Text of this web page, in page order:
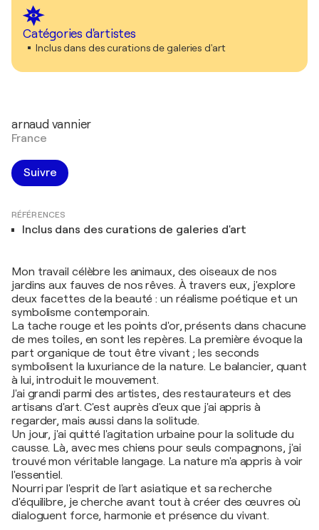
Catégories d'artistes
Inclus dans des curations de galeries d'art
arnaud vannier
France
Suivre
RÉFÉRENCES
Inclus dans des curations de galeries d'art
Mon travail célèbre les animaux, des oiseaux de nos
jardins aux fauves de nos rêves. À travers eux, j'explore
deux facettes de la beauté : un réalisme poétique et un
symbolisme contemporain.
La tache rouge et les points d'or, présents dans chacune
de mes toiles, en sont les repères. La première évoque la
part organique de tout être vivant ; les seconds
symbolisent la luxuriance de la nature. Le balancier, quant
à lui, introduit le mouvement.
J'ai grandi parmi des artistes, des restaurateurs et des
artisans d'art. C'est auprès d'eux que j'ai appris à
regarder, mais aussi dans la solitude.
Un jour, j'ai quitté l'agitation urbaine pour la solitude du
causse. Là, avec mes chiens pour seuls compagnons, j'ai
trouvé mon véritable langage. La nature m'a appris à voir
l'essentiel.
Nourri par l'esprit de l'art asiatique et sa recherche
d'équilibre, je cherche avant tout à créer des œuvres où
dialoguent force, harmonie et présence du vivant.